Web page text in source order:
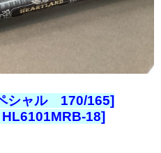
シャル 170/165]
18]